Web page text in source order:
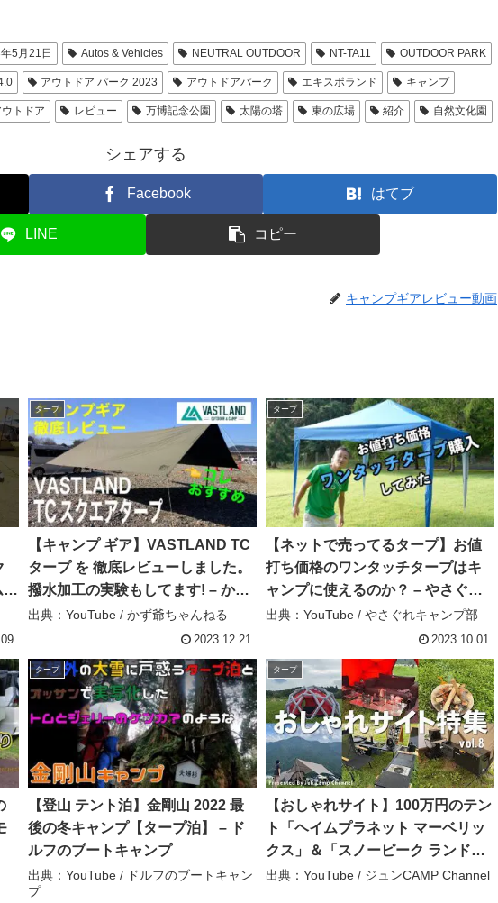
5月21日 Autos & Vehicles NEUTRAL OUTDOOR NT-TA11 OUTDOOR PARK
アウトドア パーク 2023 アウトドアパーク エキスポランド キャンプ
トドア レビュー 万博記念公園 太陽の塔 東の広場 紹介 自然文化園
シェアする
Facebook はてブ
LINE コピー
キャンプギアレビュー動画
テ
タープ
【キャンプ ギア】VASTLAND TC
タープ を 徹底レビューしました。
撥水加工の実験もしてます! – かず
爺ちゃんねる
出典：YouTube / かず爺ちゃんねる
2023.12.21
タープ
【ネットで売ってるタープ】お値
打ち価格のワンタッチタープはキ
ャンプに使えるのか？ – やさぐれ
キャンプ部
出典：YouTube / やさぐれキャンプ部
2023.10.01
タープ
【登山 テント泊】金剛山 2022 最
後の冬キャンプ【タープ泊】 – ド
ルフのブートキャンプ
出典：YouTube / ドルフのブートキャン
プ
タープ
【おしゃれサイト】100万円のテン
ト「ヘイムプラネット マーベリッ
クス」＆「スノーピーク ランドネ
ストMタープセット」登場！こだわ
出典：YouTube / ジュンCAMP Channel